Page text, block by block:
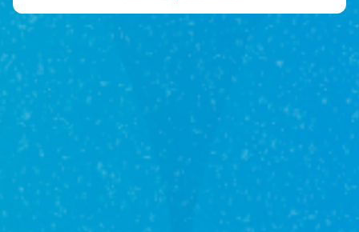
Оформление недвижимости
Оформление недвижимости – необходимая
процедура. Те объекты, которые не прошли
обязательную государственную регистрацию,
считаются не принадлежащими своему владельцу.
Что включает в себя